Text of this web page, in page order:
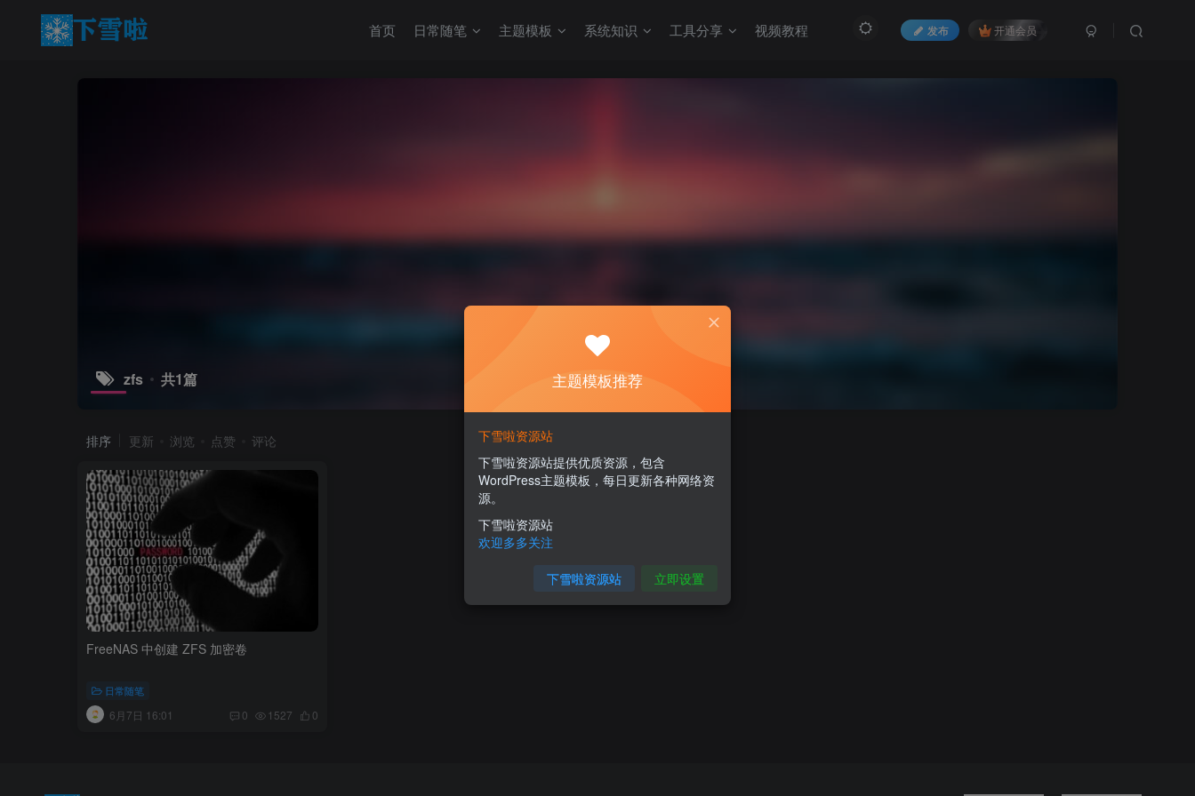
发布 开通会员
首页 日常随笔 主题模板 系统知识 工具分享 视频教程
zfs 共1篇
排序 更新 浏览 点赞 评论
FreeNAS 中创建 ZFS 加密卷
日常随笔
6月7日 16:01 0 1527 0
主题模板推荐
下雪啦资源站
下雪啦资源站提供优质资源，包含
WordPress主题模板，每日更新各种网络资
源。
下雪啦资源站
欢迎多多关注
下雪啦资源站 立即设置